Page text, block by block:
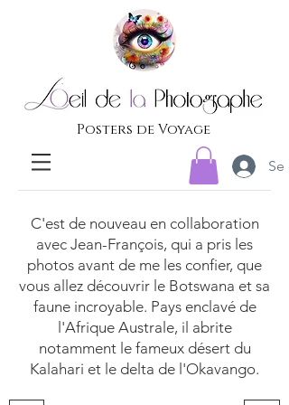
Posters de Voyage
Se
C'est de nouveau en collaboration
avec Jean-François, qui a pris les
photos avant de me les confier, que
vous allez découvrir le Botswana et sa
faune incroyable. Pays enclavé de
l'Afrique Australe, il abrite
notamment le fameux désert du
Kalahari et le delta de l'Okavango.